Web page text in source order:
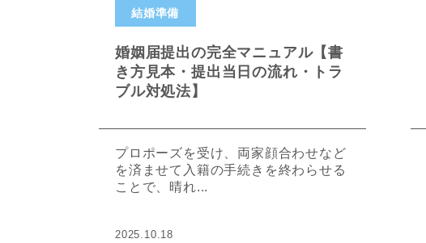
結婚準備
婚姻届提出の完全マニュアル【書
き方見本・提出当日の流れ・トラ
ブル対処法】
プロポーズを受け、両家顔合わせなど
を済ませて入籍の手続きを終わらせる
ことで、晴れ...
2025.10.18